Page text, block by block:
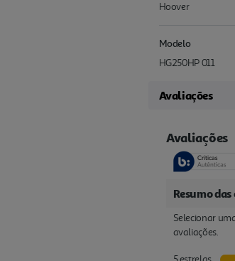
Hoover
Modelo
HG250HP 011
Avaliações